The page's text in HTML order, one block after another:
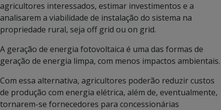
agricultores interessados, estimar investimentos e a
analisarem a viabilidade de instalação do sistema na
propriedade rural, seja off grid ou on grid.
A geração de energia fotovoltaica é uma das formas de
geração de energia limpa, com menos impactos ambientais.
Com essa alternativa, agricultores poderão reduzir custos
de produção com energia elétrica, além de, eventualmente,
tornarem-se fornecedores para concessionárias